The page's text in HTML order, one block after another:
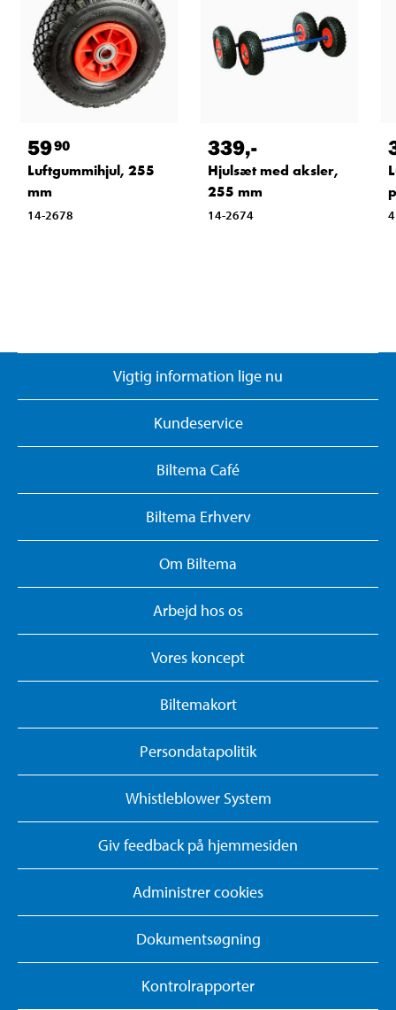
5990
Luftgummihjul, 255
mm
14-2678
339,-
Hjulsæt med aksler,
255 mm
14-2674
Vigtig information lige nu
Kundeservice
Biltema Café
Biltema Erhverv
Om Biltema
Arbejd hos os
Vores koncept
Biltemakort
Persondatapolitik
Whistleblower System
Giv feedback på hjemmesiden
Administrer cookies
Dokumentsøgning
Kontrolrapporter